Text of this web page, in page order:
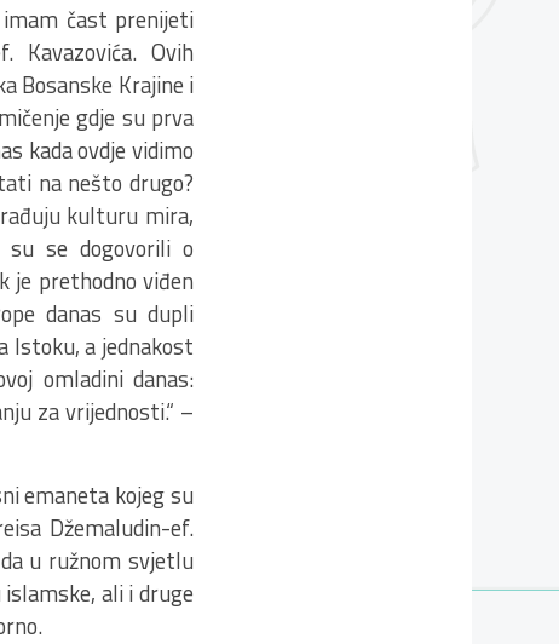
imam čast prenijeti
Kavazovića. Ovih
Bosanske Krajine i
gdje su prva
kada ovdje vidimo
na nešto drugo?
kulturu mira,
se dogovorili o
je prethodno viđen
danas su dupli
Istoku, a jednakost
omladini danas:
za vrijednosti.“ –
emaneta kojeg su
Džemaludin-ef.
u ružnom svjetlu
ali i druge